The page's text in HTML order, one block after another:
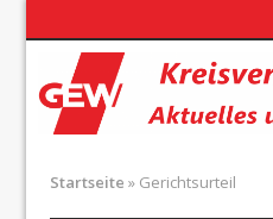
Startseite » Gerichtsurteil